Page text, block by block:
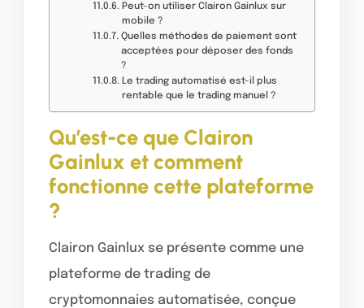
Peut-on utiliser Clairon Gainlux sur
mobile ?
Quelles méthodes de paiement sont
acceptées pour déposer des fonds
?
Le trading automatisé est-il plus
rentable que le trading manuel ?
Qu’est-ce que Clairon
Gainlux et comment
fonctionne cette plateforme
?
Clairon Gainlux se présente comme une
plateforme de trading de
cryptomonnaies automatisée, conçue